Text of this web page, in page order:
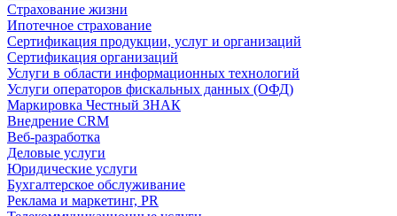
Страхование жизни
Ипотечное страхование
Сертификация продукции, услуг и организаций
Сертификация организаций
Услуги в области информационных технологий
Услуги операторов фискальных данных (ОФД)
Маркировка Честный ЗНАК
Внедрение CRM
Веб-разработка
Деловые услуги
Юридические услуги
Бухгалтерское обслуживание
Реклама и маркетинг, PR